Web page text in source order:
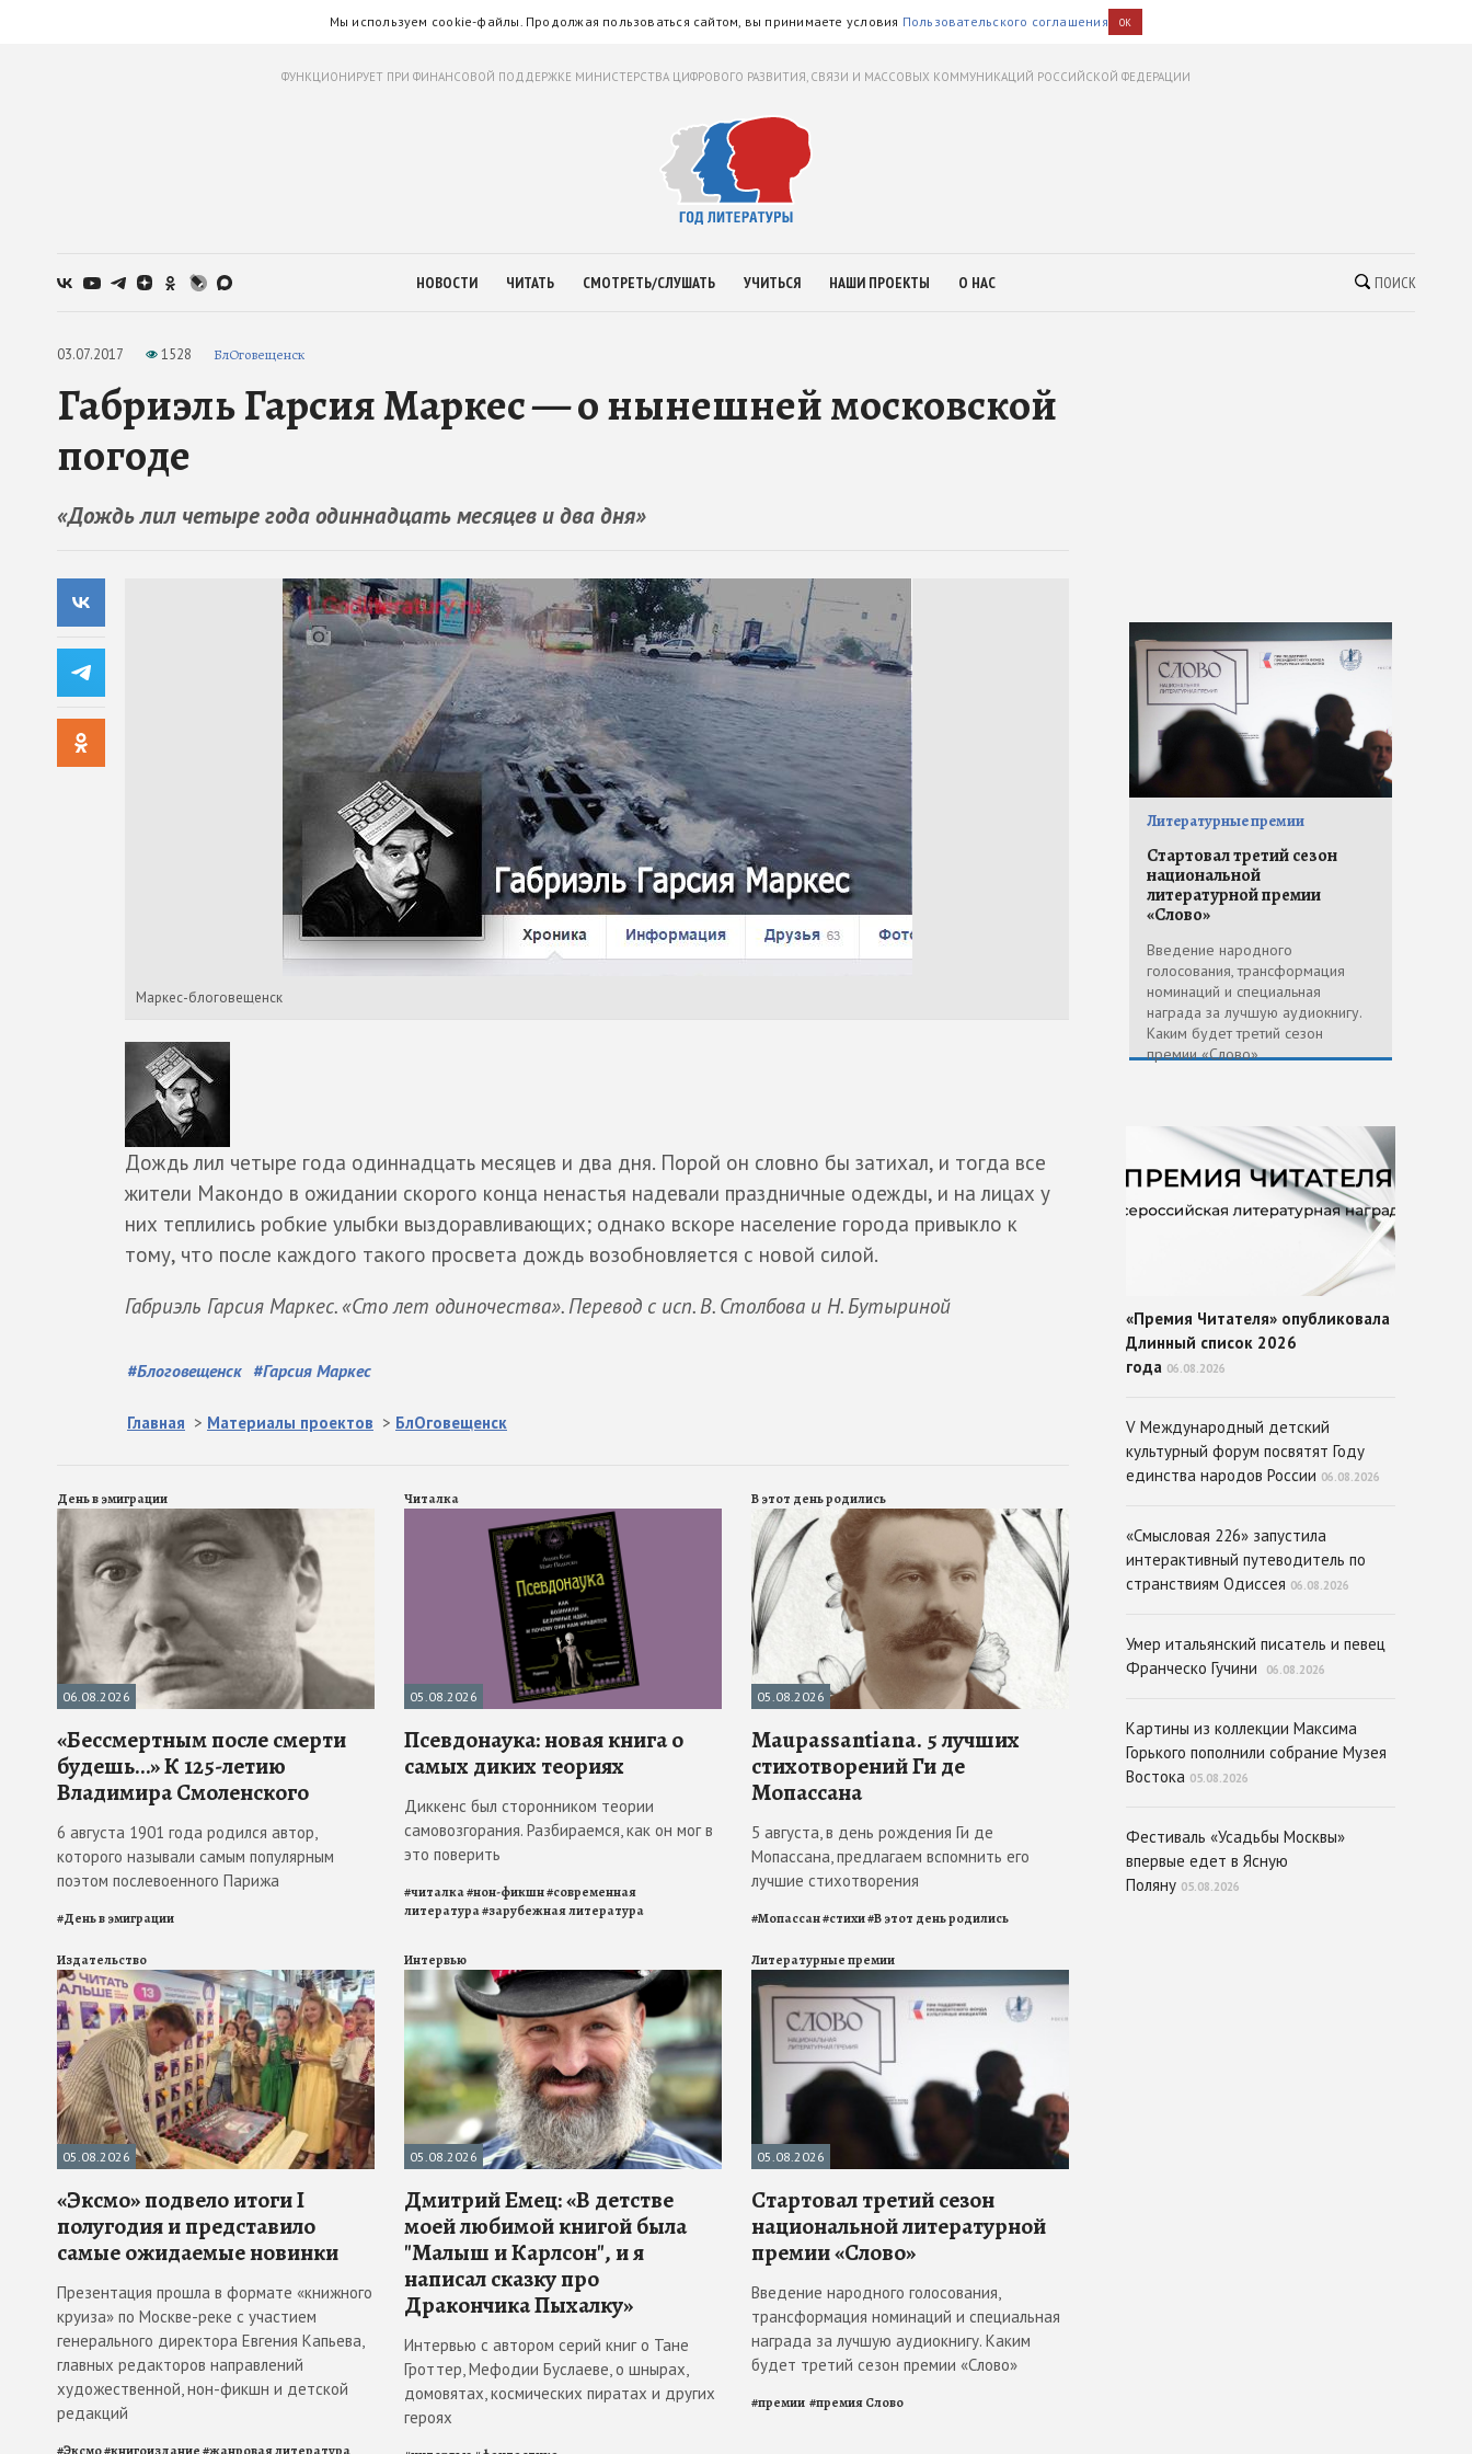
Мы используем cookie-файлы. Продолжая пользоваться сайтом, вы принимаете условия Пользовательского соглашения OK
ФУНКЦИОНИРУЕТ ПРИ ФИНАНСОВОЙ ПОДДЕРЖКЕ МИНИСТЕРСТВА ЦИФРОВОГО РАЗВИТИЯ, СВЯЗИ И МАССОВЫХ КОММУНИКАЦИЙ РОССИЙСКОЙ ФЕДЕРАЦИИ
НОВОСТИ ЧИТАТЬ СМОТРЕТЬ/СЛУШАТЬ УЧИТЬСЯ НАШИ ПРОЕКТЫ О НАС ПОИСК
03.07.2017 1528 БлОговещенск
Габриэль Гарсия Маркес — о нынешней московской
погоде
«Дождь лил четыре года одиннадцать месяцев и два дня»
Маркес-блоговещенск
Дождь лил четыре года одиннадцать месяцев и два дня. Порой он словно бы затихал, и тогда все
жители Макондо в ожидании скорого конца ненастья надевали праздничные одежды, и на лицах у
них теплились робкие улыбки выздоравливающих; однако вскоре население города привыкло к
тому, что после каждого такого просвета дождь возобновляется с новой силой.
Габриэль Гарсия Маркес. «Сто лет одиночества». Перевод с исп. В. Столбова и Н. Бутыриной
#Блоговещенск #Гарсия Маркес
Главная > Материалы проектов > БлОговещенск
День в эмиграции
06.08.2026
«Бессмертным после смерти
будешь…» К 125-летию
Владимира Смоленского
6 августа 1901 года родился автор,
которого называли самым популярным
поэтом послевоенного Парижа
#День в эмиграции
Читалка
05.08.2026
Псевдонаука: новая книга о
самых диких теориях
Диккенс был сторонником теории
самовозгорания. Разбираемся, как он мог в
это поверить
#читалка#нон-фикшн#современная
литература#зарубежная литература
В этот день родились
05.08.2026
Maupassantiana. 5 лучших
стихотворений Ги де
Мопассана
5 августа, в день рождения Ги де
Мопассана, предлагаем вспомнить его
лучшие стихотворения
#Мопассан#стихи#В этот день родились
Издательство
05.08.2026
«Эксмо» подвело итоги I
полугодия и представило
самые ожидаемые новинки
Презентация прошла в формате «книжного
круиза» по Москве-реке с участием
генерального директора Евгения Капьева,
главных редакторов направлений
художественной, нон-фикшн и детской
редакций
Интервью
05.08.2026
Дмитрий Емец: «В детстве
моей любимой книгой была
"Малыш и Карлсон", и я
написал сказку про
Дракончика Пыхалку»
Интервью с автором серий книг о Тане
Гроттер, Мефодии Буслаеве, о шнырах,
домовятах, космических пиратах и других
героях
Литературные премии
05.08.2026
Стартовал третий сезон
национальной литературной
премии «Слово»
Введение народного голосования,
трансформация номинаций и специальная
награда за лучшую аудиокнигу. Каким
будет третий сезон премии «Слово»
#премии #премия Слово
Литературные премии
Стартовал третий сезон
национальной
литературной премии
«Слово»
Введение народного
голосования, трансформация
номинаций и специальная
награда за лучшую аудиокнигу.
Каким будет третий сезон
премии «Слово»
«Премия Читателя» опубликовала
Длинный список 2026
года 06.08.2026
V Международный детский
культурный форум посвятят Году
единства народов России 06.08.2026
«Смысловая 226» запустила
интерактивный путеводитель по
странствиям Одиссея 06.08.2026
Умер итальянский писатель и певец
Франческо Гучини
06.08.2026
Картины из коллекции Максима
Горького пополнили собрание Музея
Востока 05.08.2026
Фестиваль «Усадьбы Москвы»
впервые едет в Ясную
Поляну 05.08.2026